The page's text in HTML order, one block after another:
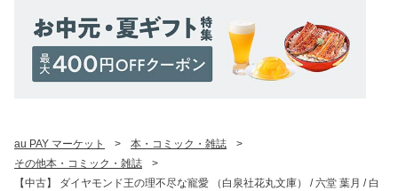
au PAY マーケット > 本・コミック・雑誌
>
その他本・コミック・雑誌
>
【中古】 ダイヤモンド王の理不尽な寵愛 （白泉社花丸文庫） / 六堂 葉月 / 白